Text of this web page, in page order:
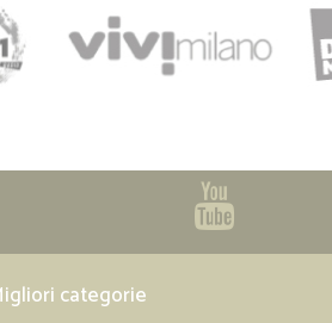
—Gianni Z.
Antonio R.
consegna rapida e prezzo conveniente
categorie